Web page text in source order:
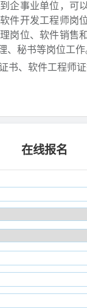
企事业单位，可
件开发工程师岗
岗位、软件销售
、秘书等岗位工作
书、软件工程师
在线报名